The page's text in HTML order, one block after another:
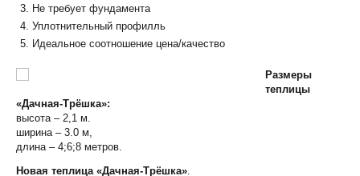
Не требует фундамента
Уплотнительный профилль
Идеальное соотношение цена/качество
Размеры
теплицы
«Дачная-Трёшка»:
высота – 2,1 м.
ширина – 3.0 м,
длина – 4;6;8 метров.
Новая теплица «Дачная-Трёшка».